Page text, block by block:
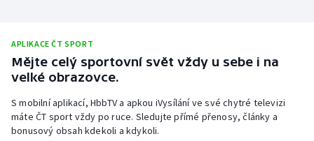
Motorsport
Olympijské hry
Parasport
APLIKACE ČT SPORT
Mějte celý sportovní svět vždy u sebe i na
velké obrazovce.
S mobilní aplikací, HbbTV a apkou iVysílání ve své chytré televizi
máte ČT sport vždy po ruce. Sledujte přímé přenosy, články a
bonusový obsah kdekoli a kdykoli.